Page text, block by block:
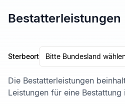
Bestatterleistungen
Sterbeort Bitte Bundesland
Die Bestatterleistungen
Leistungen für eine Bestattung